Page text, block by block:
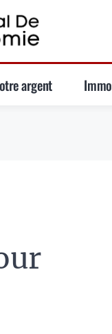
argent Immo